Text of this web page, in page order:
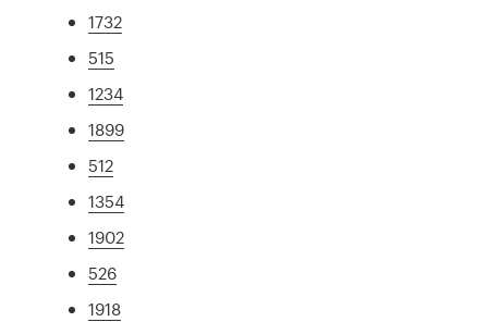
1732
515
1234
1899
512
1354
1902
526
1918